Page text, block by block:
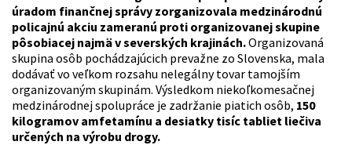
úradom finančnej správy zorganizovala medzinárodnú
policajnú akciu zameranú proti organizovanej skupine
pôsobiacej najmä v severských krajinách.Organizovaná
skupina osôb pochádzajúcich prevažne zo Slovenska, mala
dodávať vo veľkom rozsahu nelegálny tovar tamojším
organizovaným skupinám. Výsledkom niekoľkomesačnej
medzinárodnej spolupráce je zadržanie piatich osôb, 150
kilogramov amfetamínu a desiatky tisíc tabliet liečiva
určených na výrobu drogy.